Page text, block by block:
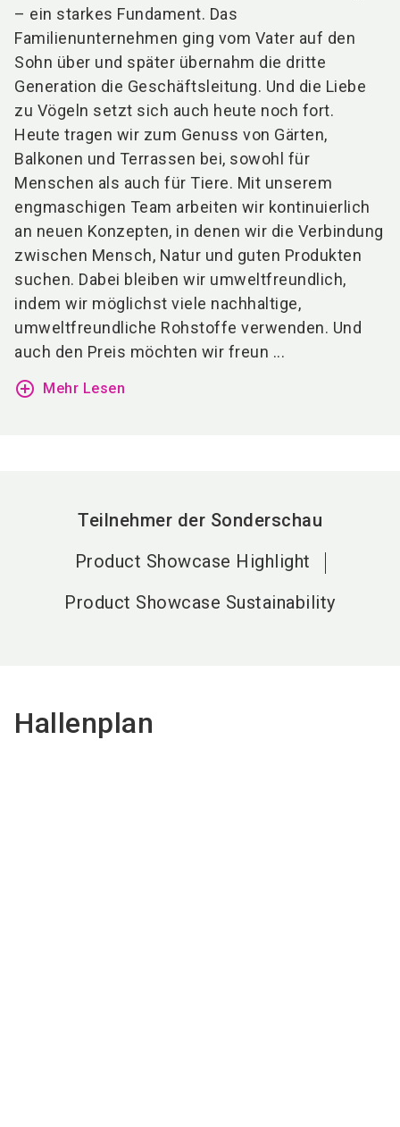
– ein starkes Fundament. Das
Familienunternehmen ging vom Vater auf den
Sohn über und später übernahm die dritte
Generation die Geschäftsleitung. Und die Liebe
zu Vögeln setzt sich auch heute noch fort.
Heute tragen wir zum Genuss von Gärten,
Balkonen und Terrassen bei, sowohl für
Menschen als auch für Tiere. Mit unserem
engmaschigen Team arbeiten wir kontinuierlich
an neuen Konzepten, in denen wir die Verbindung
zwischen Mensch, Natur und guten Produkten
suchen. Dabei bleiben wir umweltfreundlich,
indem wir möglichst viele nachhaltige,
umweltfreundliche Rohstoffe verwenden. Und
auch den Preis möchten wir freun ...
add_circle_outline Mehr Lesen
Teilnehmer der Sonderschau
Product Showcase Highlight
Product Showcase Sustainability
Hallenplan